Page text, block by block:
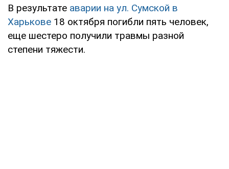
В результате аварии на ул. Сумской в
Харькове 18 октября погибли пять человек,
еще шестеро получили травмы разной
степени тяжести.